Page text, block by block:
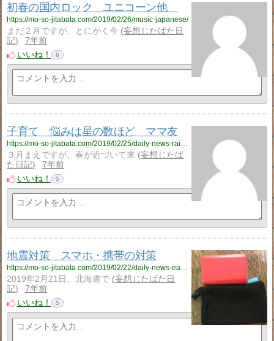
初春の国内ロック ユニコーン他
https://mo-so-jitabata.com/2019/02/26/music-japanese/
まだ２月ですが、とにかく今
妄想じたばた日
記
7年前
いいね！
6
子育て 悩みは星の数ほど ママ友
https://mo-so-jitabata.com/2019/02/25/daily-news-raisingkids-mum-trouble/
３月まえですが、春が近づいて来
妄想じたば
た日記
7年前
いいね！
5
地震対策 スマホ・携帯の対策
https://mo-so-jitabata.com/2019/02/22/daily-news-earthquake-smartphone-charge/
2019年2月21日、北海道で
妄想じたばた日
記
7年前
いいね！
5